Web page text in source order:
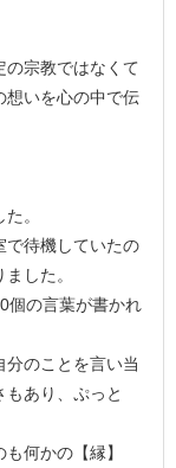
の宗教ではなくて
想いを心の中で伝
。
で待機していたの
した。
個の言葉が書かれ
のことを言い当
あり、ぷっと
何かの【縁】